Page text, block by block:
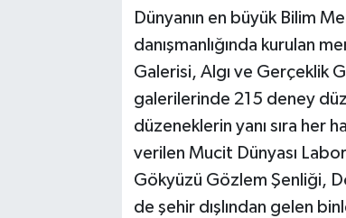
Dünyanın en büyük Bilim
danışmanlığında kurulan
Galerisi, Algı ve Gerçeklik
galerilerinde 215 deney
düzeneklerin yanı sıra her
verilen Mucit Dünyası
Gökyüzü Gözlem Şenliği,
de şehir dışlından gelen